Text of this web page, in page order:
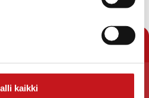
kaikki